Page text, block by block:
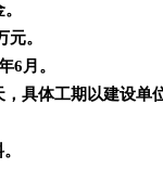
。
6月。
，具体工期以建设单